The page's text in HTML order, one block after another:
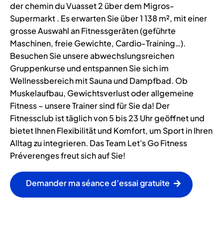
der chemin du Vuasset 2 über dem Migros-
Supermarkt . Es erwarten Sie über 1 138 m², mit einer
grosse Auswahl an Fitnessgeräten (geführte
Maschinen, freie Gewichte, Cardio-Training…).
Besuchen Sie unsere abwechslungsreichen
Gruppenkurse und entspannen Sie sich im
Wellnessbereich mit Sauna und Dampfbad. Ob
Muskelaufbau, Gewichtsverlust oder allgemeine
Fitness – unsere Trainer sind für Sie da! Der
Fitnessclub ist täglich von 5 bis 23 Uhr geöffnet und
bietet Ihnen Flexibilität und Komfort, um Sport in Ihren
Alltag zu integrieren. Das Team Let's Go Fitness
Préverenges freut sich auf Sie!
Demander ma séance d’essai gratuite